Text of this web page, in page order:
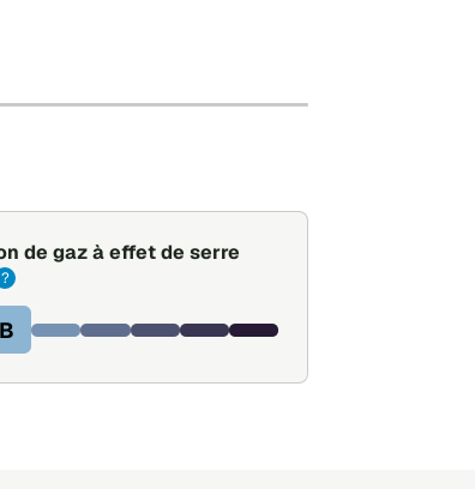
de gaz à effet de serre
?
B